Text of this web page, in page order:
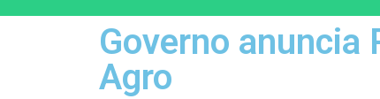
Governo anuncia
Agro